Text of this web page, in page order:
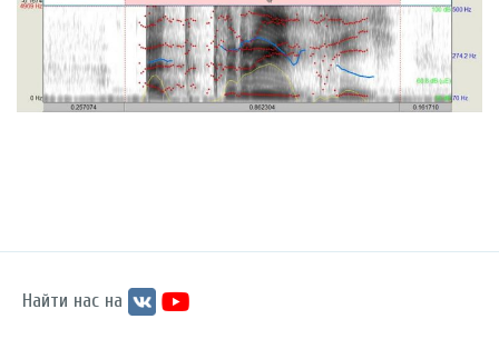
Найти нас на